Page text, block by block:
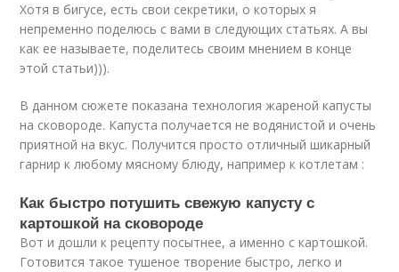
Хотя в бигусе, есть свои секретики, о которых я
непременно поделюсь с вами в следующих статьях. А вы
как ее называете, поделитесь своим мнением в конце
этой статьи))).
В данном сюжете показана технология жареной капусты
на сковороде. Капуста получается не водянистой и очень
приятной на вкус. Получится просто отличный шикарный
гарнир к любому мясному блюду, например к котлетам :
Как быстро потушить свежую капусту с
картошкой на сковороде
Вот и дошли к рецепту посытнее, а именно с картошкой.
Готовится такое тушеное творение быстро, легко и